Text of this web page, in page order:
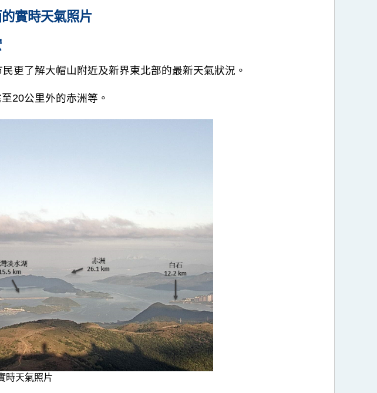
實時天氣照片
更了解大帽山附近及新界東北部的最新天氣狀況。
20公里外的赤洲等。
時天氣照片